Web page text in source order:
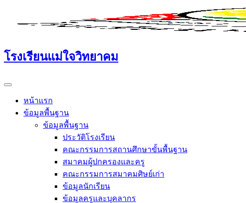
content
โรงเรียนแม่ใจวิทยาคม
หน้าแรก
ข้อมูลพื้นฐาน
ข้อมูลพื้นฐาน
ประวัติโรงเรียน
คณะกรรมการสถานศึกษาขั้นพื้นฐาน
สมาคมผู้ปกครองและครู
คณะกรรมการสมาคมศิษย์เก่า
ข้อมูลนักเรียน
ข้อมูลครูและบุคลากร